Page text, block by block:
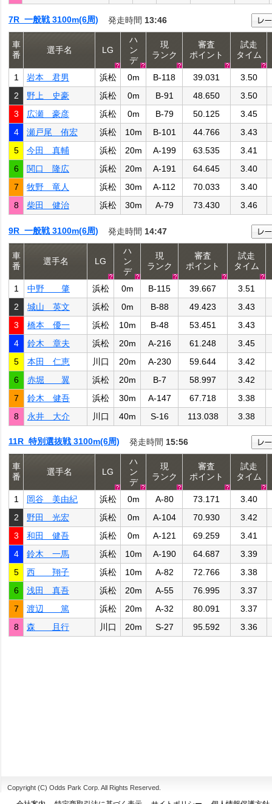
7R 一般戦 3100m(6周) 発走時間 13:46
車
番
選手名 LG
ハ
ン
デ
現
ランク
審査
ポイント
試走
タイム
1 岩本 君男 浜松 0m B-118 39.031
3.50
2
野上 史豪 浜松 0m B-91 48.650
3.50
3
広瀬 豪彦 浜松 0m B-79 50.125
3.45
4
瀬戸尾 侑宏 浜松 10m B-101 44.766
3.43
5
今田 真輔 浜松 20m A-199 63.535
3.41
6
関口 隆広 浜松 20m A-191 64.645
3.40
7
牧野 竜人 浜松 30m A-112 70.033
3.40
8
柴田 健治 浜松 30m A-79 73.430 3.46
9R 一般戦 3100m(6周) 発走時間 14:47
車
番
選手名 LG
ハ
ン
デ
現
ランク
審査
ポイント
試走
タイム
1 中野 肇 浜松 0m B-115 39.667 3.51
2
城山 英文 浜松 0m B-88 49.423 3.43
3
橋本 優一 浜松 10m B-48 53.451 3.43
4
鈴木 章夫 浜松 20m A-216 61.248 3.45
5
本田 仁恵 川口 20m A-230 59.644 3.42
6
赤堀 翼 浜松 20m B-7 58.997 3.42
7
鈴木 健吾 浜松 30m A-147 67.718 3.38
8
永井 大介 川口 40m S-16 113.038 3.38
11R 特別選抜戦 3100m(6周) 発走時間 15:56
車
番
選手名 LG
ハ
ン
デ
現
ランク
審査
ポイント
試走
タイム
1 岡谷 美由紀 浜松 0m A-80 73.171
3.40
2
野田 光宏 浜松 0m A-104 70.930
3.42
3
和田 健吾 浜松 0m A-121 69.259
3.41
4
鈴木 一馬 浜松 10m A-190 64.687
3.39
5
西 翔子 浜松 10m A-82 72.766
3.38
6
浅田 真吾 浜松 20m A-55 76.995
3.37
7
渡辺 篤 浜松 20m A-32 80.091
3.37
8
森 且行 川口 20m S-27 95.592 3.36
Copyright (C) Odds Park Corp. All Rights Reserved.